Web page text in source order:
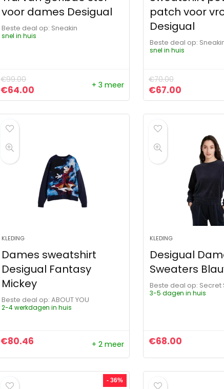
voor dames Desigual
Beste deal op:
Sneakin
snel in huis
€99.00
Oorspronkelijke prijs was: €99.00.
€64.00 Huidige prijs is: €64.00.
+ 3 meer
patch voor
Desigual
Beste deal op:
snel in huis
€70.00
€67.00Huidige
KLEDING
Dames sweatshirt
Desigual Fantasy
Mickey
Beste deal op:
ABOUT YOU
2-4 werkdagen in huis
€80.46 + 2 meer
KLEDING
Desigual
Sweaters
Beste deal op:
3-5 dagen in huis
€68.00
- 36%